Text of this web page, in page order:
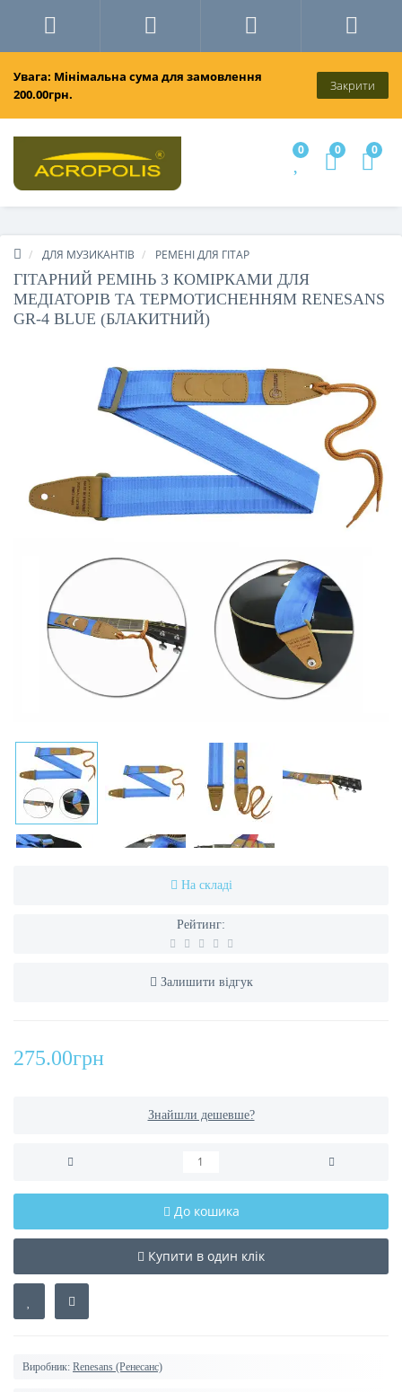
Увага: Мінімальна сума для замовлення
200.00грн.
Закрити
0 0 0
ДЛЯ МУЗИКАНТІВ РЕМЕНІ ДЛЯ ГІТАР
ГІТАРНИЙ РЕМІНЬ З КОМІРКАМИ ДЛЯ
МЕДІАТОРІВ ТА ТЕРМОТИСНЕННЯМ RENESANS
GR-4 BLUE (БЛАКИТНИЙ)
На складі
Рейтинг:
Залишити відгук
275.00грн
Знайшли дешевше?
До кошика
Купити в один клік
Виробник: Renesans (Ренесанс)